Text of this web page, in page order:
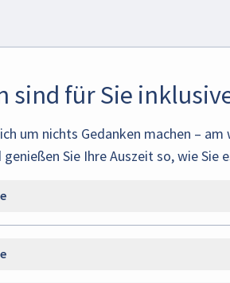
sind für Sie
um nichts Gedanken machen –
Sie Ihre Auszeit so, wie Sie